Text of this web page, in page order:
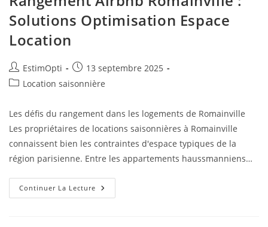
Solutions Optimisation Espace
Location
EstimOpti
13 septembre 2025
Location saisonnière
Les défis du rangement dans les logements de Romainville
Les propriétaires de locations saisonnières à Romainville
connaissent bien les contraintes d'espace typiques de la
région parisienne. Entre les appartements haussmanniens…
Continuer La Lecture